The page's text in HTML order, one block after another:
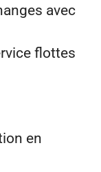
avec
flottes
en